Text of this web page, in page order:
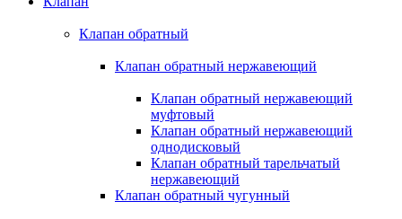
Клапан обратный
Клапан обратный нержавеющий
Клапан обратный нержавеющий
муфтовый
Клапан обратный нержавеющий
однодисковый
Клапан обратный тарельчатый
нержавеющий
Клапан обратный чугунный